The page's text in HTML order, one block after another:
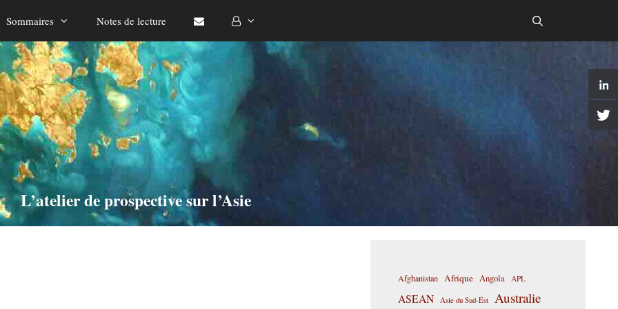
Sommaires Notes de lecture
L’atelier de prospective sur l’Asie
Afghanistan Afrique Angola APL
ASEAN Asie du Sud-Est Australie